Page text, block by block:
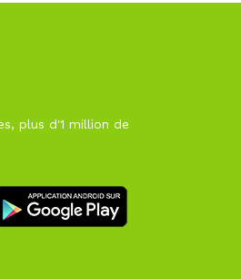
plus d'1 million de